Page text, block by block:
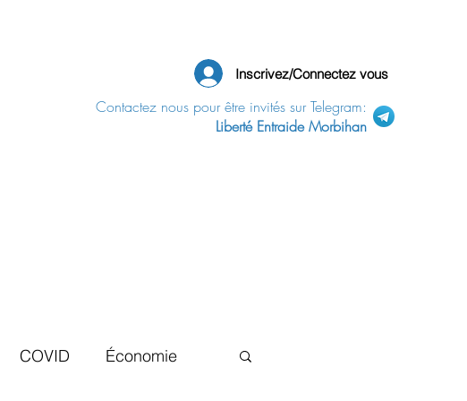
Inscrivez/Connectez vous
Contactez nous pour être invités sur Telegram:
Liberté Entraide Morbihan
COVID Économie